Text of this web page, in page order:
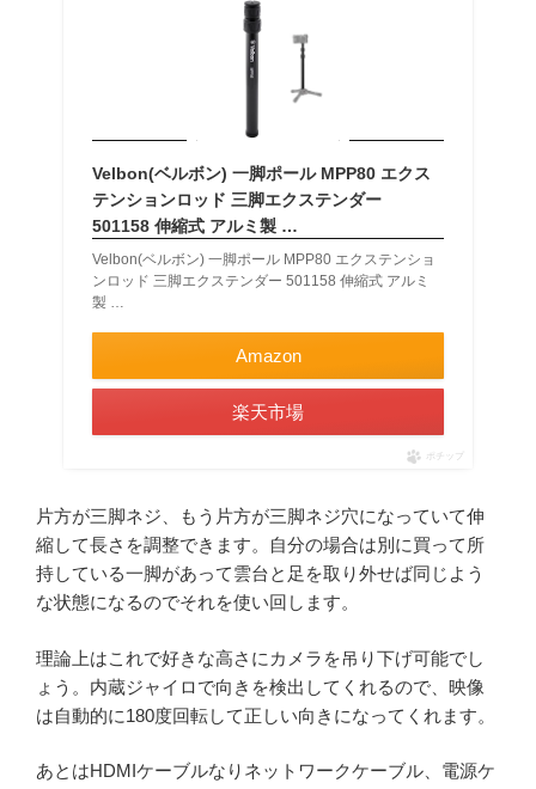
Velbon(ベルボン) 一脚ポール MPP80 エクス
テンションロッド 三脚エクステンダー
501158 伸縮式 アルミ製 …
Velbon(ベルボン) 一脚ポール MPP80 エクステンショ
ンロッド 三脚エクステンダー 501158 伸縮式 アルミ
製 …
Amazon
楽天市場
ポチップ
片方が三脚ネジ、もう片方が三脚ネジ穴になっていて伸
縮して長さを調整できます。自分の場合は別に買って所
持している一脚があって雲台と足を取り外せば同じよう
な状態になるのでそれを使い回します。
理論上はこれで好きな高さにカメラを吊り下げ可能でし
ょう。内蔵ジャイロで向きを検出してくれるので、映像
は自動的に180度回転して正しい向きになってくれます。
あとはHDMIケーブルなりネットワークケーブル、電源ケ